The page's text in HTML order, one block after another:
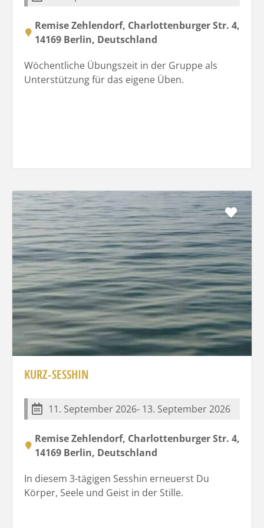
Remise Zehlendorf, Charlottenburger Str. 4,
14169 Berlin, Deutschland
Wöchentliche Übungszeit in der Gruppe als
Unterstützung für das eigene Üben.
KURZ-SESSHIN
11. September 2026- 13. September 2026
Remise Zehlendorf, Charlottenburger Str. 4,
14169 Berlin, Deutschland
In diesem 3-tägigen Sesshin erneuerst Du
Körper, Seele und Geist in der Stille.